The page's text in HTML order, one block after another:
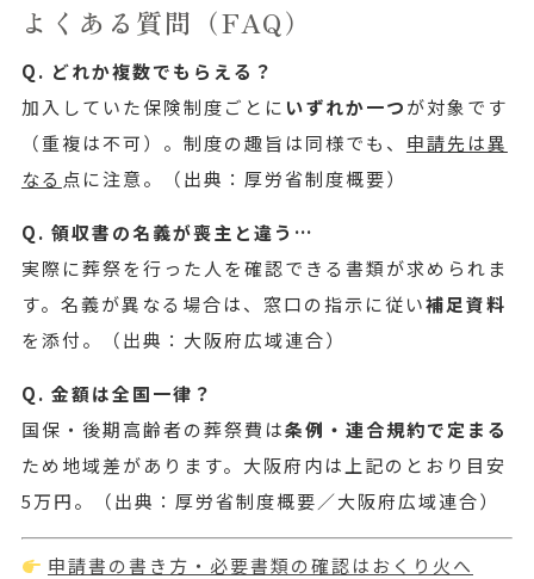
よくある質問（FAQ）
Q. どれか複数でもらえる？
加入していた保険制度ごとに いずれか一つが対象です
（重複は不可）。制度の趣旨は同様でも、 申請先は異
なる 点に注意。 （出典：厚労省制度概要）
Q. 領収書の名義が喪主と違う…
実際に葬祭を行った人を確認できる書類が求められま
す。名義が異なる場合は、窓口の指示に従い補足資料
を添付。
（出典：大阪府広域連合）
Q. 金額は全国一律？
国保・後期高齢者の葬祭費は条例・連合規約で定まる
ため地域差があります。大阪府内は上記のとおり目安
5万円。
（出典：厚労省制度概要／大阪府広域連合）
申請書の書き方・必要書類の確認はおくり火へ